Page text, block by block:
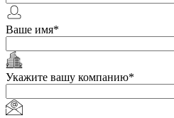
Ваше имя*
Укажите вашу компанию*